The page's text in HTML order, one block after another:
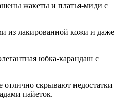
жакеты и платья-миди с
из лакированной кожи и даже
юбка-карандаш с
скрывают недостатки
пайеток.